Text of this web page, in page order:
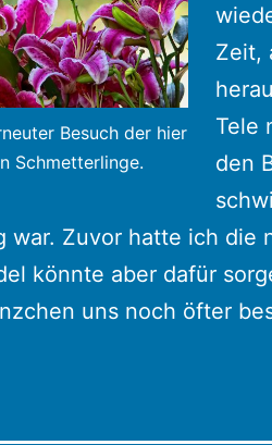
Besuch der hier
Schmetterlinge.
Zeit,
Tele
den
war. Zuvor hatte ich die
könnte aber dafür
uns noch öfter